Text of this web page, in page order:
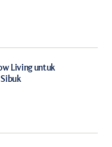
Living untuk